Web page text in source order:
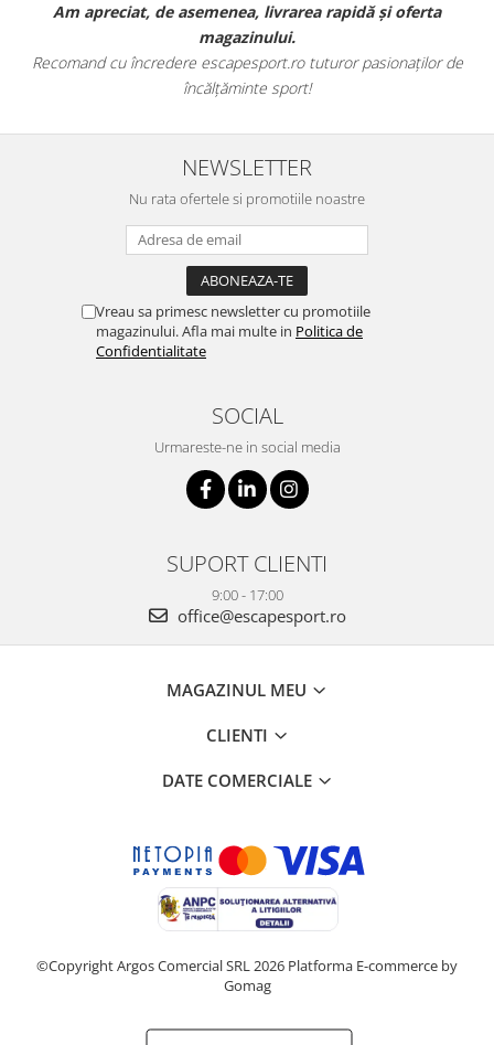
Am apreciat, de asemenea, livrarea rapidă și oferta
magazinului.
Recomand cu încredere escapesport.ro tuturor pasionaților de
încălțăminte sport!
NEWSLETTER
Nu rata ofertele si promotiile noastre
Vreau sa primesc newsletter cu promotiile
magazinului. Afla mai multe in Politica de
Confidentialitate
SOCIAL
Urmareste-ne in social media
SUPORT CLIENTI
9:00 - 17:00
office@escapesport.ro
MAGAZINUL MEU
CLIENTI
DATE COMERCIALE
©Copyright Argos Comercial SRL 2026 Platforma E-commerce by
Gomag